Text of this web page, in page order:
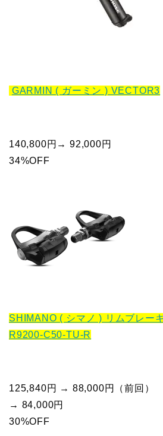
GARMIN ( ガーミン ) VECTOR3
140,800円→ 92,000円
34%OFF
SHIMANO ( シマノ ) リムブレー
R9200-C50-TU-R
125,840円 → 88,000円（前回）
→ 84,000円
30%OFF